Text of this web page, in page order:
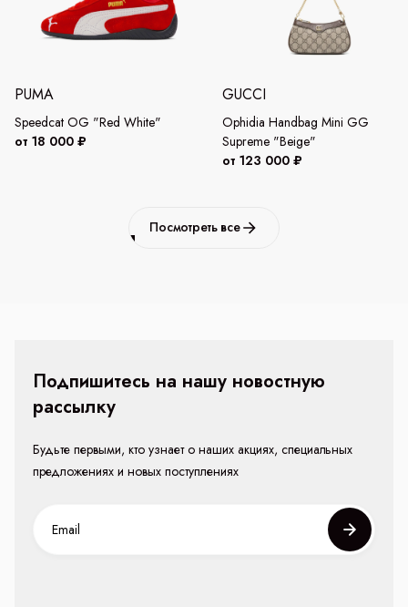
PUMA
Speedcat OG "Red White"
от 18 000 ₽
GUCCI
Ophidia Handbag Mini GG
Supreme "Beige"
от 123 000 ₽
Посмотреть все
Подпишитесь на нашу новостную
рассылку
Будьте первыми, кто узнает о наших акциях, специальных
предложениях и новых поступлениях